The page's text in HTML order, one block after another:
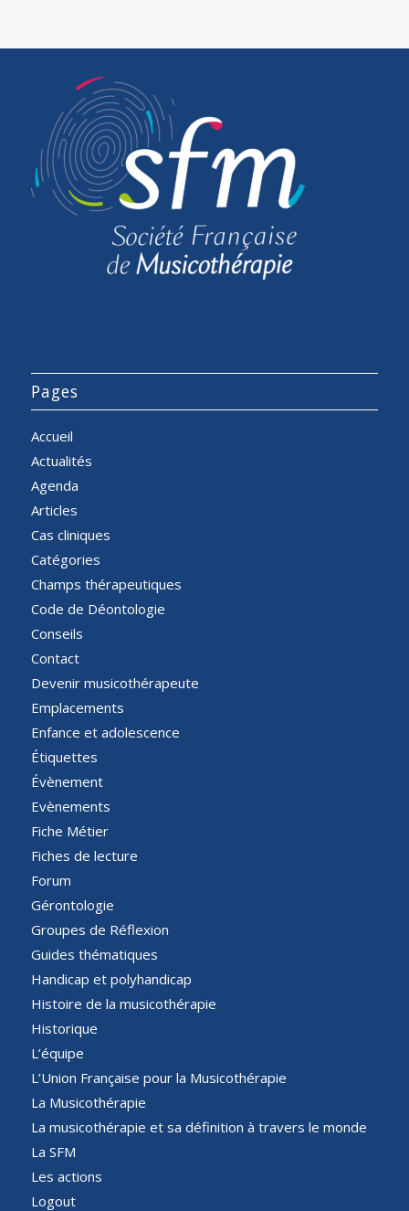
Pages
Accueil
Actualités
Agenda
Articles
Cas cliniques
Catégories
Champs thérapeutiques
Code de Déontologie
Conseils
Contact
Devenir musicothérapeute
Emplacements
Enfance et adolescence
Étiquettes
Évènement
Evènements
Fiche Métier
Fiches de lecture
Forum
Gérontologie
Groupes de Réflexion
Guides thématiques
Handicap et polyhandicap
Histoire de la musicothérapie
Historique
L’équipe
L’Union Française pour la Musicothérapie
La Musicothérapie
La musicothérapie et sa définition à travers le monde
La SFM
Les actions
Logout